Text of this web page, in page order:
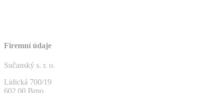
Firemní údaje
Sučanský s. r. o.
Lidická 700/19
602 00 Brno